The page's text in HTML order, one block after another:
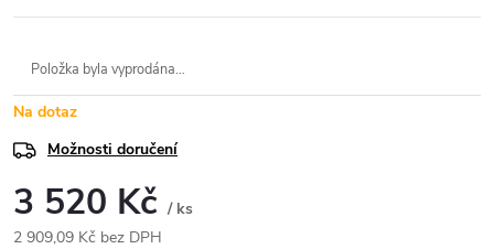
Položka byla vyprodána…
Na dotaz
Možnosti doručení
3 520 Kč / ks
2 909,09 Kč bez DPH